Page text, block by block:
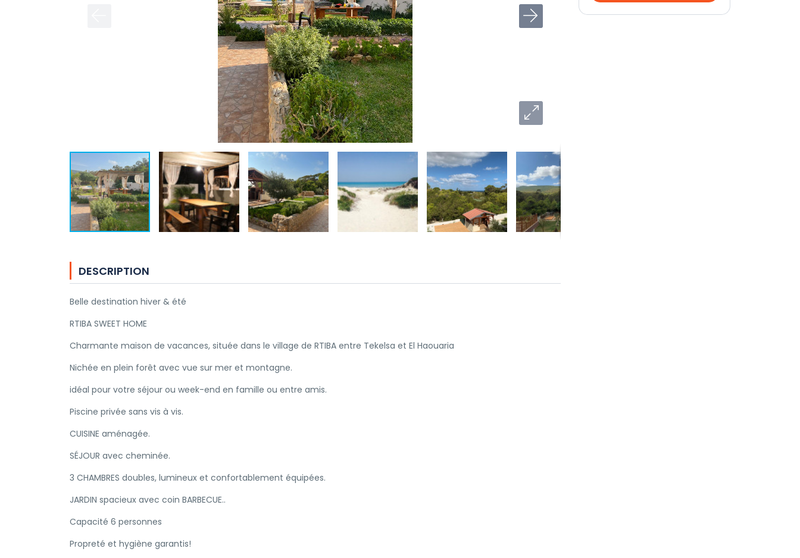
DESCRIPTION
Belle destination hiver & été
RTIBA SWEET HOME
Charmante maison de vacances, située dans le village de RTIBA entre Tekelsa et El Haouaria
Nichée en plein forêt avec vue sur mer et montagne.
idéal pour votre séjour ou week-end en famille ou entre amis.
Piscine privée sans vis à vis.
CUISINE aménagée.
SÉJOUR avec cheminée.
3 CHAMBRES doubles, lumineux et confortablement équipées.
JARDIN spacieux avec coin BARBECUE..
Capacité 6 personnes
Propreté et hygiène garantis!